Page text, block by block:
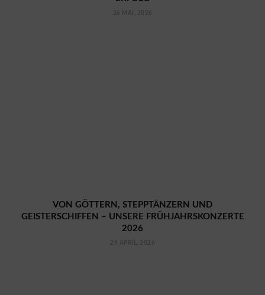
VON GÖTTERN, STEPPTÄNZERN UND
GEISTERSCHIFFEN – UNSERE FRÜHJAHRSKONZERTE
2026